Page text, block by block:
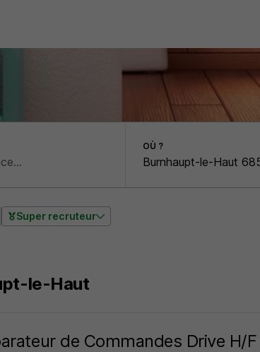
OÙ ?
Super recruteur
le-Haut
de Commandes Drive H/F